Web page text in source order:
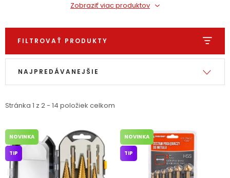
Hodnotenie obchodu
Kontakty
Obchodné podmienky Reklamačný poriadok
Podmienky ochrany osobných údajov
Zobraziť viac produktov
FILTROVAŤ PRODUKTY
Výpis produktov
Stránka 1 z 2- 14 položiek celkom
Radenie produktov
NAJPREDÁVANEJŠIE
NOVINKA
TIP
NOVINKA
TIP